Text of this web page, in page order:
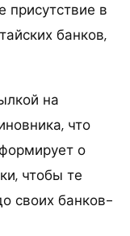
присутствие в
банков,
на
что
о
чтобы те
своих банков-